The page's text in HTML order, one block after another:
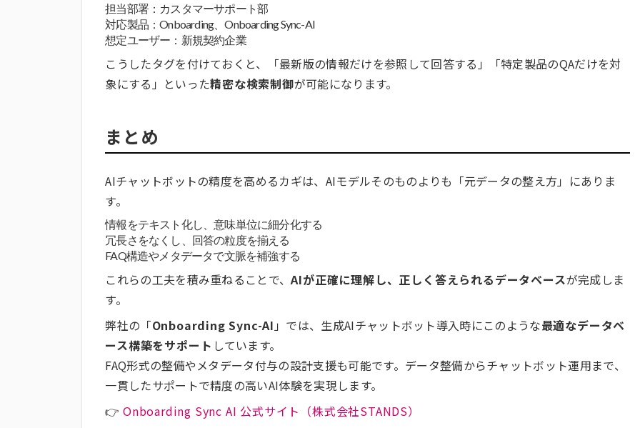
担当部署：カスタマーサポート部
対応製品：Onboarding、Onboarding Sync-AI
想定ユーザー：新規契約企業
こうしたタグを付けておくと、「最新版の情報だけを参照して回答する」「特定製品のQAだけを対
象にする」といった精密な検索制御が可能になります。
まとめ
AIチャットボットの精度を高めるカギは、AIモデルそのものよりも「元データの整え方」にありま
す。
情報をテキスト化し、意味単位に細分化する
冗長さをなくし、回答の粒度を揃える
FAQ構造やメタデータで文脈を補強する
これらの工夫を積み重ねることで、AIが正確に理解し、正しく答えられるデータベースが完成しま
す。
弊社の「Onboarding Sync-AI 」では、生成AIチャットボット導入時にこのような最適なデータベ
ース構築をサポート しています。
FAQ形式の整備やメタデータ付与の設計支援も可能です。データ整備からチャットボット運用まで、
一貫したサポートで精度の高いAI体験を実現します。
👉 Onboarding Sync AI 公式サイト（株式会社STANDS）